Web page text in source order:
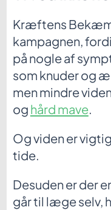
Kræftens
kampagnen,
på nogle af
som knuder og
men mindre
og hård mave.
Og viden er
tide.
Desuden er der
går til læge selv,